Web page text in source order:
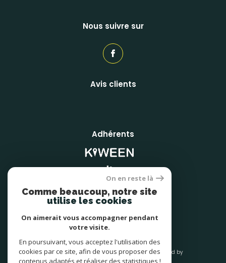
Nous suivre sur
Avis clients
Adhérents
© 2026 | Tous droits réservés | Traduction powered by
Google |
On en reste là
Comme beaucoup, notre site
utilise les cookies
On aimerait vous accompagner pendant
votre visite.
En poursuivant, vous acceptez l'utilisation des
cookies par ce site, afin de vous proposer des
contenus adaptés et réaliser des statistiques !